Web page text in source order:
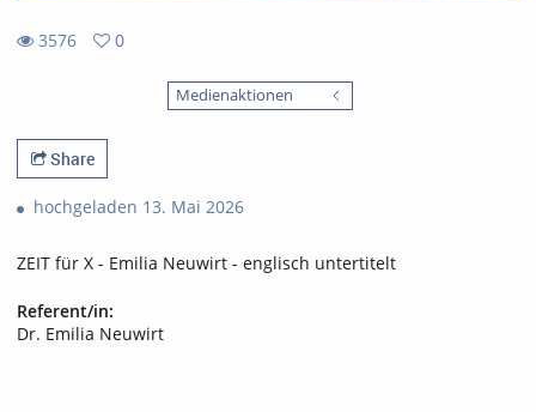
3576
0
Medienaktionen
Share
hochgeladen 13. Mai 2026
ZEIT für X - Emilia Neuwirt - englisch untertitelt
Referent/in:
Dr. Emilia Neuwirt